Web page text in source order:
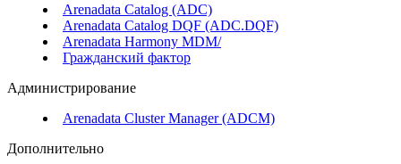
Arenadata Catalog (ADC)
Arenadata Catalog DQF (ADС.DQF)
Arenadata Harmony MDM/
Гражданский фактор
Администрирование
Arenadata Cluster Manager (ADCM)
Дополнительно